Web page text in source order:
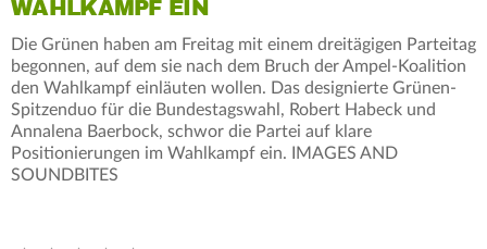
WAHLKAMPF EIN
Die Grünen haben am Freitag mit einem dreitägigen Parteitag
begonnen, auf dem sie nach dem Bruch der Ampel-Koalition
den Wahlkampf einläuten wollen. Das designierte Grünen-
Spitzenduo für die Bundestagswahl, Robert Habeck und
Annalena Baerbock, schwor die Partei auf klare
Positionierungen im Wahlkampf ein. IMAGES AND
SOUNDBITES